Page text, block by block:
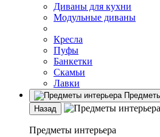
Диваны для кухни
Модульные диваны
Кресла
Пуфы
Банкетки
Скамьи
Лавки
Назад
Предметы интерьера